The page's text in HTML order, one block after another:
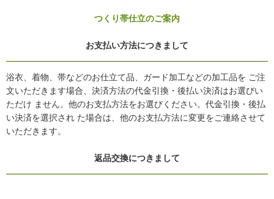
つくり帯仕立のご案内
お支払い方法につきまして
浴衣、着物、帯などのお仕立て品、ガード加工などの加工品を ご注
文いただきます場合、決済方法の代金引換・後払い決済はお選びい
ただけ ません。他のお支払方法をお選びください。代金引換・後払
い決済を選択され た場合は、他のお支払方法に変更をご連絡させて
いただきます。
返品交換につきまして